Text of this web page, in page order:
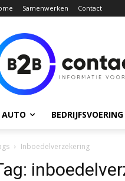
Samenwerken Contact
AUTO BEDRIJFSVOERING
Inboedelverzekering